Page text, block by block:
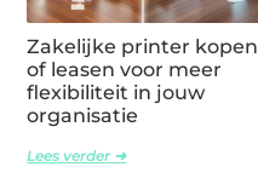
Zakelijke printer kopen
of leasen voor meer
flexibiliteit in jouw
organisatie
Lees verder ➜